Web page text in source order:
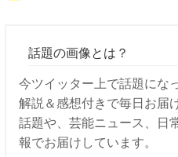
話題の画像とは？
今ツイッター上で話題にな
解説＆感想付きで毎日お届
話題や、芸能ニュース、日
報でお届けしています。